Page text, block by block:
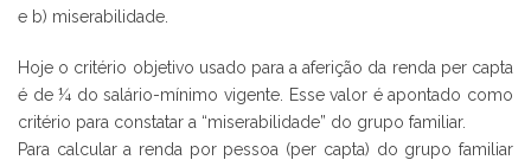
e b) miserabilidade.
Hoje o critério objetivo usado para a aferição da renda per capta
é de ¼ do salário-mínimo vigente. Esse valor é apontado como
critério para constatar a “miserabilidade” do grupo familiar.
Para calcular a renda por pessoa (per capta) do grupo familiar